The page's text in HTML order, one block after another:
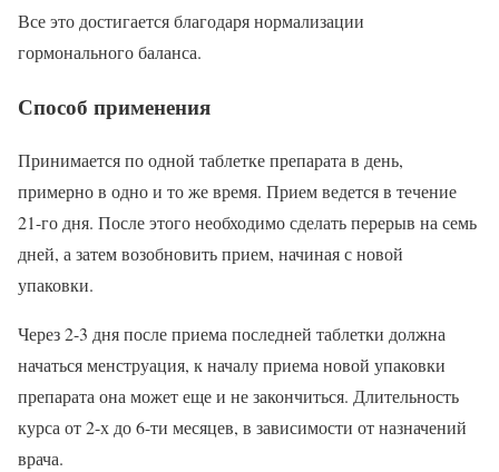
Все это достигается благодаря нормализации
гормонального баланса.
Способ применения
Принимается по одной таблетке препарата в день,
примерно в одно и то же время. Прием ведется в течение
21-го дня. После этого необходимо сделать перерыв на семь
дней, а затем возобновить прием, начиная с новой
упаковки.
Через 2-3 дня после приема последней таблетки должна
начаться менструация, к началу приема новой упаковки
препарата она может еще и не закончиться. Длительность
курса от 2-х до 6-ти месяцев, в зависимости от назначений
врача.